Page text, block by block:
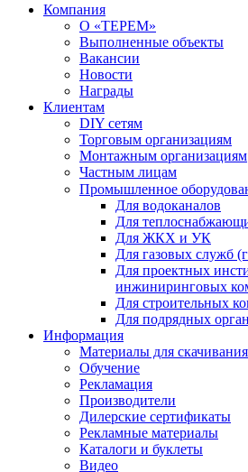
Компания
О «ТЕРЕМ»
Выполненные объекты
Вакансии
Новости
Награды
Клиентам
DIY сетям
Торговым организациям
Монтажным организациям
Частным лицам
Промышленное
Для водоканалов
Для
Для ЖКХ и УК
Для газовых служб
Для проектных
инжиниринговых
Для строительных
Для подрядных
Информация
Материалы для скачивания
Обучение
Рекламация
Производители
Дилерские сертификаты
Рекламные материалы
Каталоги и буклеты
Видео